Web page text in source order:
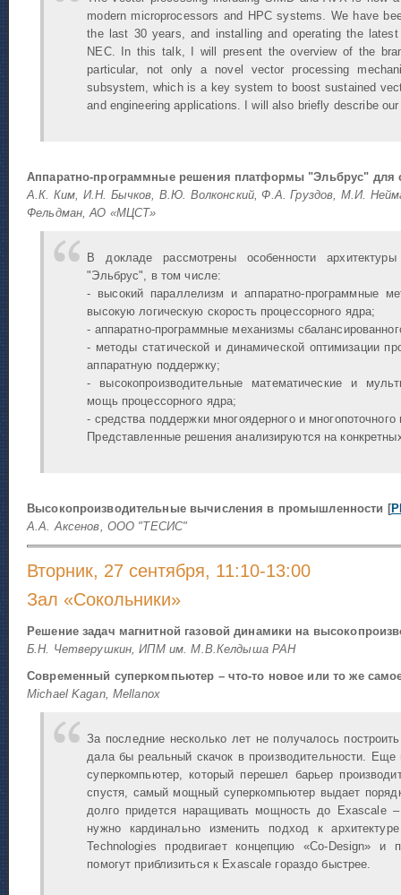
modern microprocessors and HPC systems. We have
the last 30 years, and installing and operating the
NEC. In this talk, I will present the overview of the
particular, not only a novel vector processing
subsystem, which is a key system to boost sustained
and engineering applications. I will also briefly describe
Аппаратно-программные решения платформы "Эльбрус" для
А.К. Ким, И.Н. Бычков, В.Ю. Волконский, Ф.А. Груздов, М.И.
Фельдман, АО «МЦСТ»
В докладе рассмотрены особенности
"Эльбрус", в том числе:
- высокий параллелизм и аппаратно-программные
высокую логическую скорость процессорного ядра;
- аппаратно-программные механизмы
- методы статической и динамической оптимизации
аппаратную поддержку;
- высокопроизводительные математические и
мощь процессорного ядра;
- средства поддержки многоядерного и
Представленные решения анализируются на
Высокопроизводительные вычисления в промышленности [
А.А. Аксенов, ООО "ТЕСИС"
Вторник, 27 сентября, 11:10-13:00
Зал «Сокольники»
Решение задач магнитной газовой динамики на
Б.Н. Четверушкин, ИПМ им. М.В.Келдыша РАН
Современный суперкомпьютер – что-то новое или то же
Michael Kagan, Mellanox
За последние несколько лет не получалось
дала бы реальный скачок в производительности.
суперкомпьютер, который перешел барьер
спустя, самый мощный суперкомпьютер выдает
долго придется наращивать мощность до Exascale
нужно кардинально изменить подход к
Technologies продвигает концепцию «Co-Design» и
помогут приблизиться к Exascale гораздо быстрее.